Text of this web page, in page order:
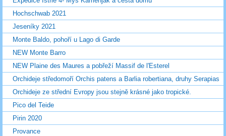
Hochschwab 2021
Jeseníky 2021
Monte Baldo, pohoří u Lago di Garde
NEW Monte Barro
NEW Plaine des Maures a pobřeží Massif de l'Esterel
Orchideje středomoří Orchis patens a Barlia robertiana, druhy Serapias
Orchideje ze střední Evropy jsou stejně krásné jako tropické.
Pico del Teide
Pirin 2020
Provance